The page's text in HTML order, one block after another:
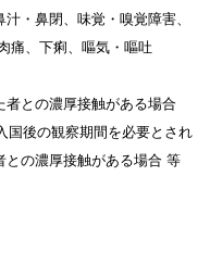
・⿐閉、味覚・嗅覚障害、
痛、下痢、嘔気・嘔吐
との濃厚接触がある場合
後の観察期間を必要とされ
との濃厚接触がある場合 等